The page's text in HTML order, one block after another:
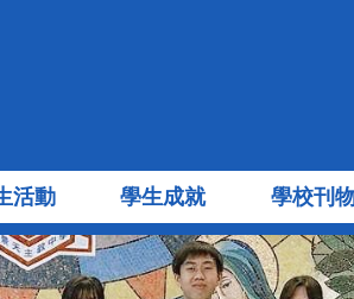
活動 學生成就 學校刊